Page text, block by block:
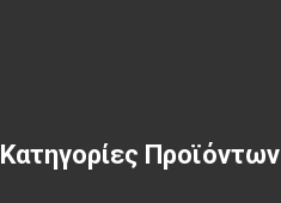
Κατηγορίες Προϊόντων